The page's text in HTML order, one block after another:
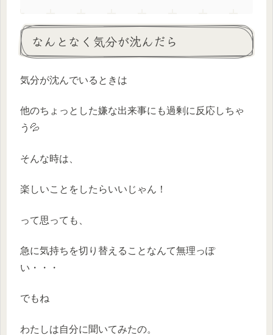
なんとなく気分が沈んだら
気分が沈んでいるときは
他のちょっとした嫌な出来事にも過剰に反応しちゃ
う💦
そんな時は、
楽しいことをしたらいいじゃん！
って思っても、
急に気持ちを切り替えることなんて無理っぽ
い・・・
でもね
わたしは自分に聞いてみたの。